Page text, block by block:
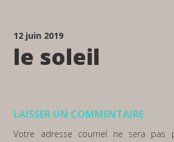
12 juin 2019
le soleil
LAISSER UN COMMENTAIRE
Votre adresse courriel ne sera pas